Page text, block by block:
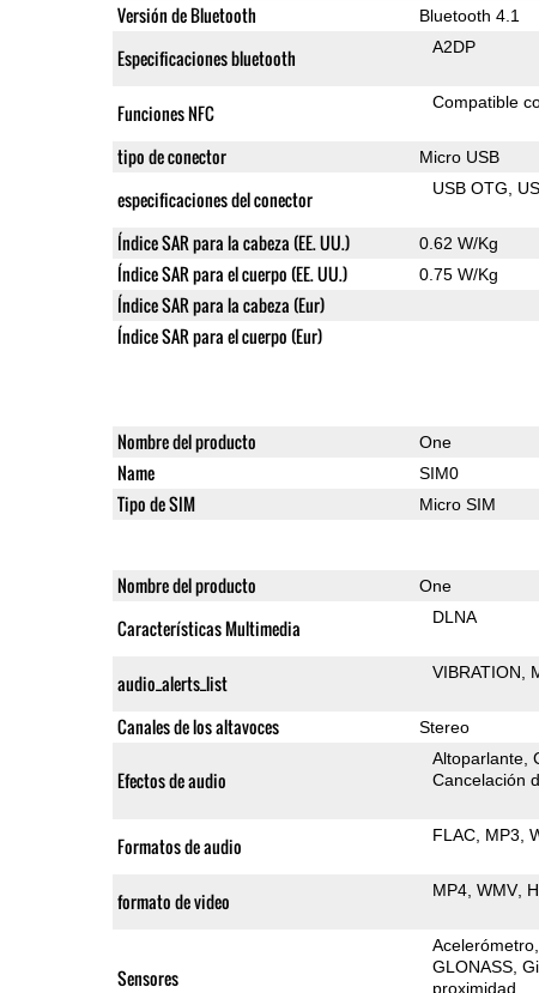
Versión de Bluetooth Bluetooth 4.1
Especificaciones bluetooth A2DP
Funciones NFC Compatible
tipo de conector Micro USB
especificaciones del conector USB OTG
Índice SAR para la cabeza (EE. UU.) 0.62 W/Kg
Índice SAR para el cuerpo (EE. UU.) 0.75 W/Kg
Índice SAR para la cabeza (Eur)
Índice SAR para el cuerpo (Eur)
Nombre del producto One
Name SIM0
Tipo de SIM Micro SIM
Nombre del producto One
Características Multimedia DLNA
audio_alerts_list VIBRATION
Canales de los altavoces Stereo
Efectos de audio
Altoparlante
Cancelación
Formatos de audio FLAC MP3
formato de video MP4 WMV
Sensores
Acelerómetro
GLONASS
proximidad